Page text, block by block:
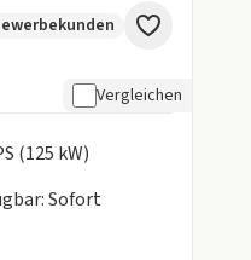
Vergleichen
(125 kW)
Sofort